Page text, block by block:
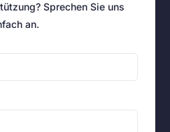
Sprechen Sie uns
an.